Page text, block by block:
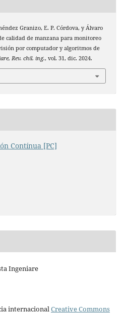
Granizo, E. P. Córdova, y Álvaro
calidad de manzana para monitoreo
por computador y algoritmos de
Rev. chil. ing., vol. 31, dic. 2024.
Contínua [PC]
Ingeniare
internacional Creative Commons